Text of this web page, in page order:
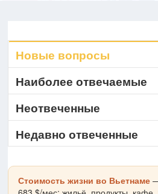
Новые вопросы
Наиболее отвечаемые
Неотвеченные
Недавно отвеченные
Стоимость жизни во Вьетнаме